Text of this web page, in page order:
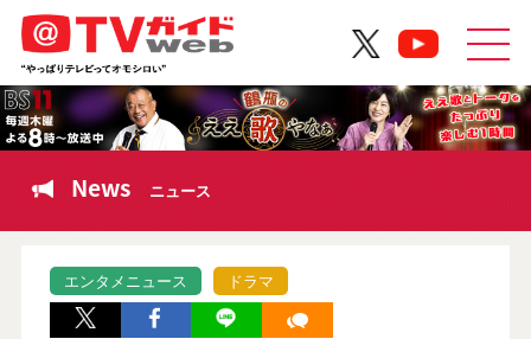
News ニュース
エンタメニュース ドラマ